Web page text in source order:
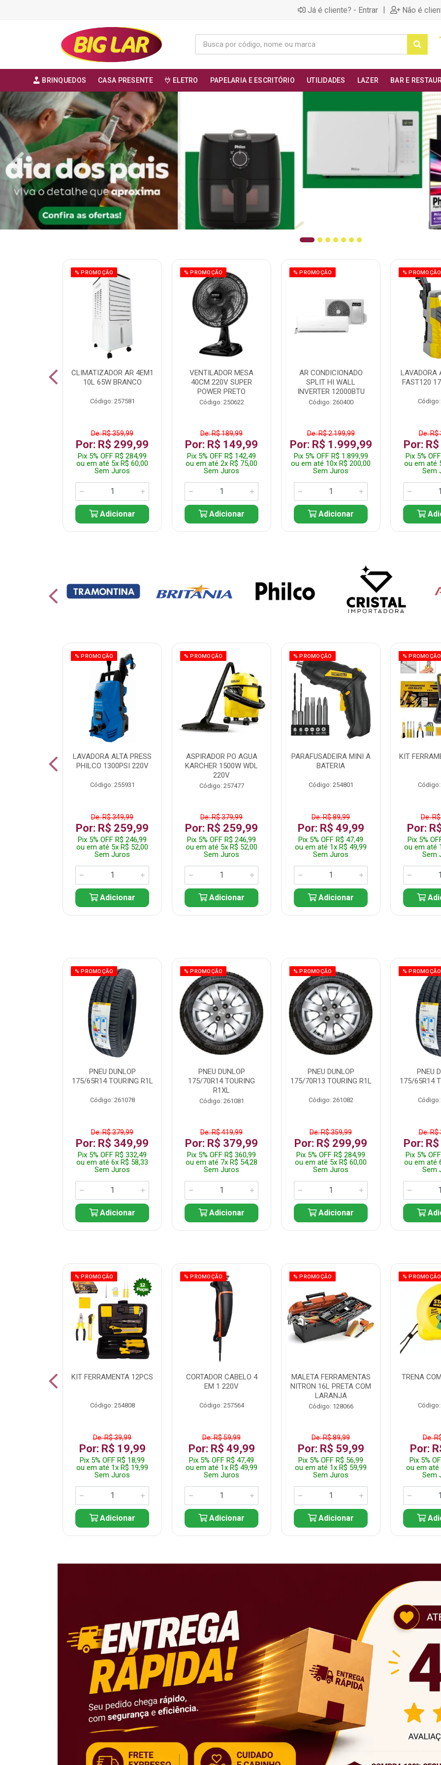
Já é cliente? - Entrar | Não é
BRINQUEDOS CASA PRESENTE ELETRO PAPELARIA E ESCRITÓRIO UTILIDADES LAZER BAR E
% PROMOÇÃO
CLIMATIZADOR AR 4EM1
10L 65W BRANCO
Código: 257581
De: R$ 359,99
Por: R$ 299,99
Pix 5% OFF R$ 284,99
ou em até 5x R$ 60,00
Sem Juros
Adicionar
% PROMOÇÃO
VENTILADOR MESA
40CM 220V SUPER
POWER PRETO
Código: 250622
De: R$ 189,99
Por: R$ 149,99
Pix 5% OFF R$ 142,49
ou em até 2x R$ 75,00
Sem Juros
Adicionar
% PROMOÇÃO
AR CONDICIONADO
SPLIT HI WALL
INVERTER 12000BTU
Código: 260400
De: R$ 2.199,99
Por: R$ 1.999,99
Pix 5% OFF R$ 1.899,99
ou em até 10x R$ 200,00
Sem Juros
Adicionar
% PROMOÇÃO
LAVADORA
FAST120
De: R$
Por:
Pix 5%
ou em até
Sem
% PROMOÇÃO
LAVADORA ALTA PRESS
PHILCO 1300PSI 220V
Código: 255931
De: R$ 349,99
Por: R$ 259,99
Pix 5% OFF R$ 246,99
ou em até 5x R$ 52,00
Sem Juros
Adicionar
% PROMOÇÃO
ASPIRADOR PO AGUA
KARCHER 1500W WDL
220V
Código: 257477
De: R$ 379,99
Por: R$ 259,99
Pix 5% OFF R$ 246,99
ou em até 5x R$ 52,00
Sem Juros
Adicionar
% PROMOÇÃO
PARAFUSADEIRA MINI A
BATERIA
Código: 254801
De: R$ 89,99
Por: R$ 49,99
Pix 5% OFF R$ 47,49
ou em até 1x R$ 49,99
Sem Juros
Adicionar
% PROMOÇÃO
KIT
De:
Por:
Pix 5%
ou em até
Sem
% PROMOÇÃO
PNEU DUNLOP
175/65R14 TOURING R1L
Código: 261078
De: R$ 379,99
Por: R$ 349,99
Pix 5% OFF R$ 332,49
ou em até 6x R$ 58,33
Sem Juros
Adicionar
% PROMOÇÃO
PNEU DUNLOP
175/70R14 TOURING
R1XL
Código: 261081
De: R$ 419,99
Por: R$ 379,99
Pix 5% OFF R$ 360,99
ou em até 7x R$ 54,28
Sem Juros
Adicionar
% PROMOÇÃO
PNEU DUNLOP
175/70R13 TOURING R1L
Código: 261082
De: R$ 359,99
Por: R$ 299,99
Pix 5% OFF R$ 284,99
ou em até 5x R$ 60,00
Sem Juros
Adicionar
% PROMOÇÃO
PNEU
175/65R14
De: R$
Por:
Pix 5%
ou em até
Sem
% PROMOÇÃO
KIT FERRAMENTA 12PCS
Código: 254808
De: R$ 39,99
Por: R$ 19,99
Pix 5% OFF R$ 18,99
ou em até 1x R$ 19,99
Sem Juros
Adicionar
% PROMOÇÃO
CORTADOR CABELO 4
EM 1 220V
Código: 257564
De: R$ 59,99
Por: R$ 49,99
Pix 5% OFF R$ 47,49
ou em até 1x R$ 49,99
Sem Juros
Adicionar
% PROMOÇÃO
MALETA FERRAMENTAS
NITRON 16L PRETA COM
LARANJA
Código: 128066
De: R$ 89,99
Por: R$ 59,99
Pix 5% OFF R$ 56,99
ou em até 1x R$ 59,99
Sem Juros
Adicionar
% PROMOÇÃO
TRENA
De:
Por:
Pix 5%
ou em até
Sem